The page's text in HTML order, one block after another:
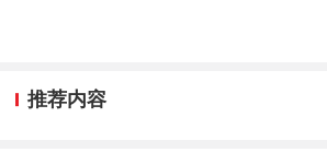
推荐内容